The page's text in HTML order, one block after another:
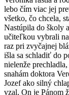
lebo čím viac jej
všetko, čo chcela,
Nastúpila do školy
učiteľkou vybrali
raz pri zvyčajnej
išla sa schladiť do
nielenže
snahám doktora
Jozef ako silný
vzal, On je Pánom